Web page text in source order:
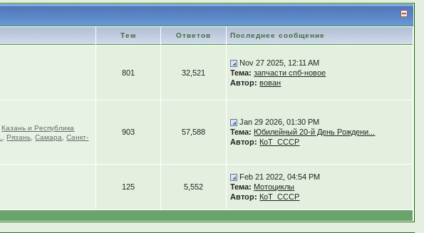
Тем Ответов Последнее сообщение
801 32,521
Nov 27 2025, 12:11 AM
Тема: запчасти спб-новое
Автор: вован
,Казань и Республика
,Рязань ,Самара ,Санкт-
903 57,588
Jan 29 2026, 01:30 PM
Тема: Юбилейный 20-й День Рождени...
Автор: КоТ_СССР
125 5,552
Feb 21 2022, 04:54 PM
Тема: Мотоциклы
Автор: КоТ_СССР